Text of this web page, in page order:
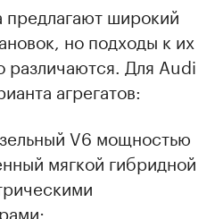
широкий
но подходы к их
различаются. Для Audi
агрегатов:
V6 мощностью
мягкой гибридной